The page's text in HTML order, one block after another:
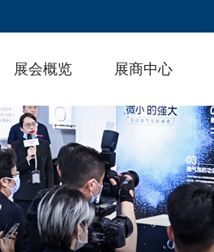
展会概览 展商中心